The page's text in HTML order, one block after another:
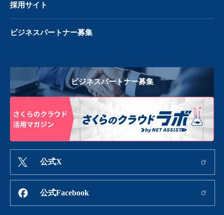
採用サイト
ビジネスパートナー募集
ビジネスパートナー募集
公式X
公式Facebook